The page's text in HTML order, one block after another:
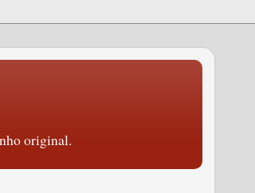
original.